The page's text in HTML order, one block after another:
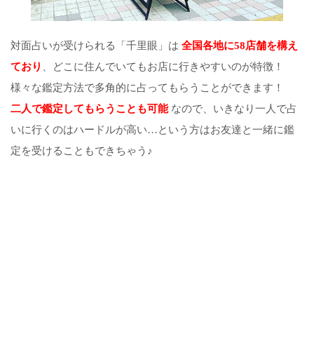
対面占いが受けられる「千里眼」は 全国各地に58店舗を構え
ており 、どこに住んでいてもお店に行きやすいのが特徴！
様々な鑑定方法で多角的に占ってもらうことができます！
二人で鑑定してもらうことも可能なので、いきなり一人で占
いに行くのはハードルが高い…という方はお友達と一緒に鑑
定を受けることもできちゃう♪